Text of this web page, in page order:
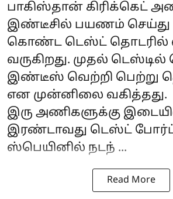
பாகிஸ்தான் கிரிக்கெட்
இண்டீசில் பயணம் செய்து
கொண்ட டெஸ்ட் தொடரில்
வருகிறது. முதல்
இண்டீஸ் வெற்றி பெற்று
என முன்னிலை வகித்தது.
இரு அணிகளுக்கு
இரண்டாவது டெஸ்ட்
ஸ்பெயினில் நடந் ...
Read More